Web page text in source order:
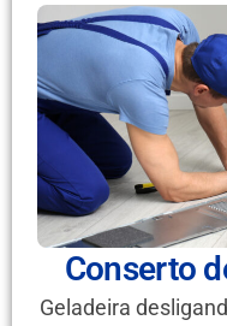
Conserto
Geladeira